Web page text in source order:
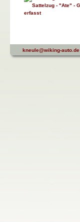
kneule@wiking-auto.de